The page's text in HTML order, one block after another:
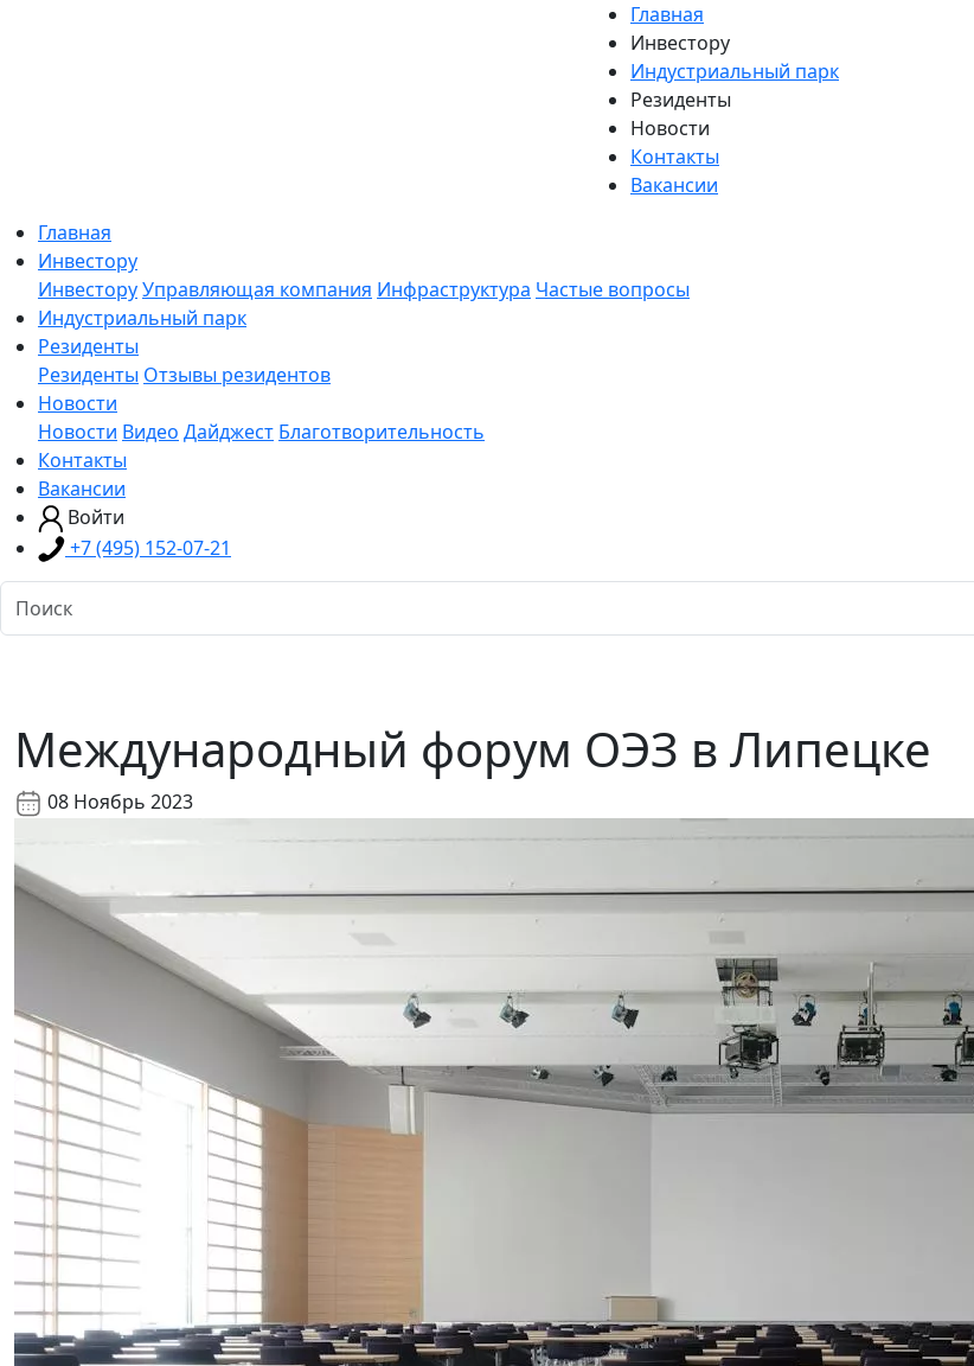
Главная
Инвестору
Индустриальный парк
Резиденты
Новости
Контакты
Вакансии
Главная
Инвестору
ИнвесторуУправляющая компания Инфраструктура Частые вопросы
Индустриальный парк
Резиденты
Резиденты Отзывы резидентов
Новости
Новости Видео Дайджест Благотворительность
Контакты
Вакансии
Войти
+7 (495) 152-07-21
Международный форум ОЭЗ в Липецке
08 Ноябрь 2023